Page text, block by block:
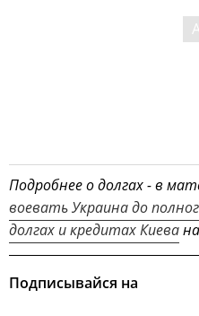
Подробнее о долгах - в
воевать Украина до
долгах и кредитах Киева
Подписывайся на